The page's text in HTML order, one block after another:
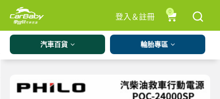
登入＆註冊
0
汽車百貨 輪胎專區